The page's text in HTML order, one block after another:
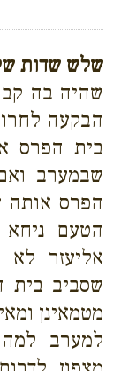
שלש שדות
שהיה בה
הבקעה
בית הפרס
שבמערב
הפרס אותה
הטעם
אליעזר
שסביב בית
מטמאינן
למערב למה